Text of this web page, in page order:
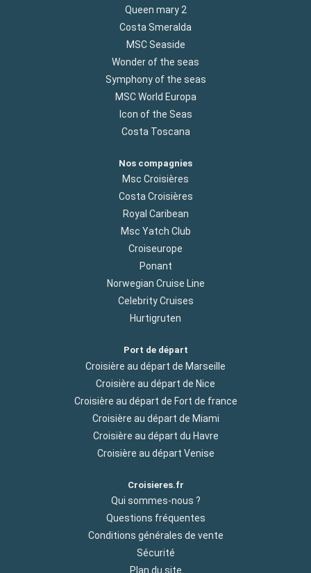
Queen mary 2
Costa Smeralda
MSC Seaside
Wonder of the seas
Symphony of the seas
MSC World Europa
Icon of the Seas
Costa Toscana
Nos compagnies
Msc Croisières
Costa Croisières
Royal Caribean
Msc Yatch Club
Croiseurope
Ponant
Norwegian Cruise Line
Celebrity Cruises
Hurtigruten
Port de départ
Croisière au départ de Marseille
Croisière au départ de Nice
Croisière au départ de Fort de france
Croisière au départ de Miami
Croisière au départ du Havre
Croisière au départ Venise
Croisieres.fr
Qui sommes-nous ?
Questions fréquentes
Conditions générales de vente
Sécurité
Plan du site